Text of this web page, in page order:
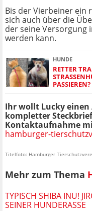
Bis der Vierbeiner ein
sich auch über die
der seine Versorgung
werden kann.
HUNDE
RETTER
ASSIEREN?
Ihr wollt Lucky einen
kompletter
Kontaktaufnahme
hamburger-
Titelfoto: Hamburger
Mehr zum Thema
TYPISCH SHIBA INU!
SEINER HUNDERASSE